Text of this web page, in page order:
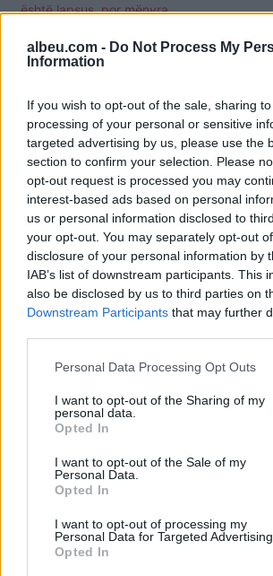
albeu.com - Do Not Process My
Information
If you wish to opt-out of the sale, sharing
processing of your personal or sensitive
targeted advertising by us, please use the
section to confirm your selection. Please
opt-out request is processed you may
interest-based ads based on personal
us or personal information disclosed to
your opt-out. You may separately opt-out
disclosure of your personal information by
IAB’s list of downstream participants. This
also be disclosed by us to third parties on
Downstream Participants that may further
Personal Data Processing Opt Outs
I want to opt-out of the Sharing of my
personal data.
Opted In
I want to opt-out of the Sale of my
Personal Data.
Opted In
I want to opt-out of processing my
Personal Data for Targeted Advertising.
Opted In
është lapsus, por mënyra
pushtetin